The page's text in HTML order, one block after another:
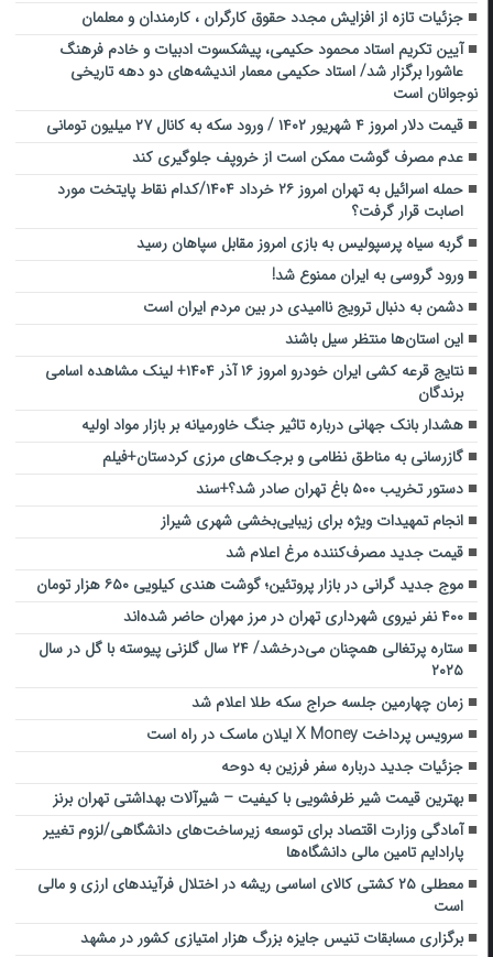
جزئیات تازه از افزایش مجدد حقوق کارگران ، کارمندان و معلمان
آیین تکریم استاد محمود حکیمی، پیشکسوت ادبیات و خادم فرهنگ
عاشورا برگزار شد/ استاد حکیمی معمار اندیشه‌های دو دهه تاریخی
نوجوانان است
قیمت دلار امروز ۴ شهریور ۱۴۰۲ / ورود سکه به کانال ۲۷ میلیون تومانی
عدم مصرف گوشت ممکن است از خروپف جلوگیری کند
حمله اسرائیل به تهران امروز ۲۶ خرداد ۱۴۰۴/کدام نقاط پایتخت مورد
اصابت قرار گرفت؟
گربه سیاه پرسپولیس به بازی امروز مقابل سپاهان رسید
ورود گروسی به ایران ممنوع شد!
دشمن به دنبال ترویج ناامیدی در بین مردم ایران است
این استان‌ها منتظر سیل باشند
نتایج قرعه کشی ایران خودرو امروز ۱۶ آذر ۱۴۰۴+ لینک مشاهده اسامی
برندگان
هشدار بانک جهانی درباره تاثیر جنگ خاورمیانه بر بازار مواد اولیه
گازرسانی به مناطق نظامی و برجک‌های مرزی کردستان+فیلم
دستور تخریب ۵۰۰ باغ تهران صادر شد؟+سند
انجام تمهیدات ویژه برای زیبایی‌بخشی شهری شیراز
قیمت جدید مصرف‌کننده مرغ اعلام شد
موج جدید گرانی در بازار پروتئین؛ گوشت هندی کیلویی ۶۵۰ هزار تومان
۴۰۰ نفر نیروی شهرداری تهران در مرز مهران حاضر شده‌اند
ستاره پرتغالی همچنان می‌درخشد/ ۲۴ سال گلزنی پیوسته با گل در سال
۲۰۲۵
زمان چهارمین جلسه حراج سکه طلا اعلام شد
سرویس پرداخت X Money ایلان ماسک در راه است
جزئیات جدید درباره سفر فرزین به دوحه
بهترین قیمت شیر ظرفشویی با کیفیت – شیرآلات بهداشتی تهران برنز
آمادگی وزارت اقتصاد برای توسعه زیرساخت‌های دانشگاهی/لزوم تغییر
پارادایم تامین مالی دانشگاه‌ها
معطلی ۲۵ کشتی کالای اساسی ریشه در اختلال فرآیندهای ارزی و مالی
است
برگزاری مسابقات تنیس جایزه بزرگ هزار امتیازی کشور در مشهد